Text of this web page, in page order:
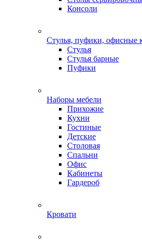
Консоли
Стулья, пуфики, офисные
Стулья
Стулья барные
Пуфики
Наборы мебели
Прихожие
Кухни
Гостиные
Детские
Столовая
Спальни
Офис
Кабинеты
Гардероб
Кровати